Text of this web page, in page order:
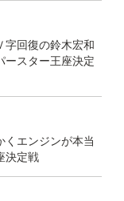
字回復の鈴木宏和
ースター王座決定
くエンジンが本当
決定戦